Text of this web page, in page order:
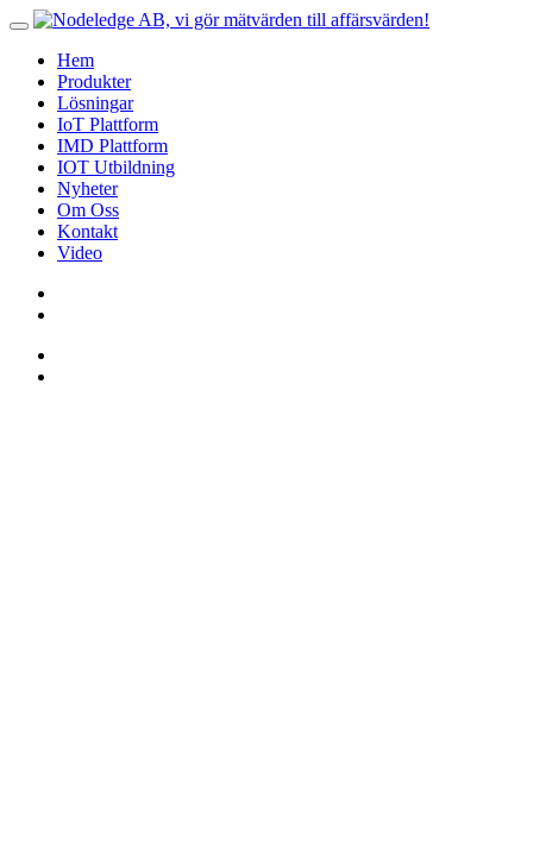
Hem
Produkter
Lösningar
IoT Plattform
IMD Plattform
IOT Utbildning
Nyheter
Om Oss
Kontakt
Video